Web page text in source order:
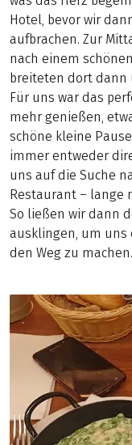
Hotel, bevor wir
aufbrachen. Zur
nach einem
breiteten dort dann
Für uns war das
mehr genießen,
schöne kleine
immer entweder
uns auf die Suche
Restaurant – lange
So ließen wir dann
ausklingen, um uns
den Weg zu machen.